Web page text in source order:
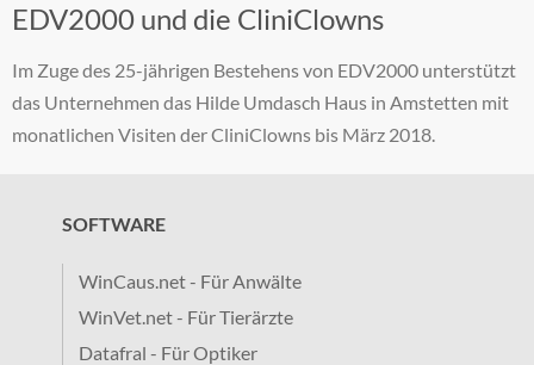
EDV2000 und die CliniClowns
Im Zuge des 25-jährigen Bestehens von EDV2000 unterstützt
das Unternehmen das Hilde Umdasch Haus in Amstetten mit
monatlichen Visiten der CliniClowns bis März 2018.
SOFTWARE
WinCaus.net - Für Anwälte
WinVet.net - Für Tierärzte
Datafral - Für Optiker